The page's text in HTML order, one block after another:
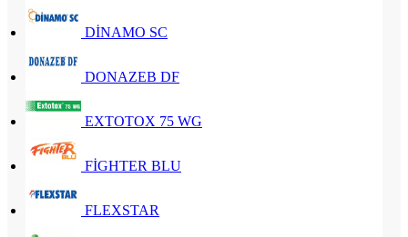
DİNAMO SC
DONAZEB DF
EXTOTOX 75 WG
FİGHTER BLU
FLEXSTAR